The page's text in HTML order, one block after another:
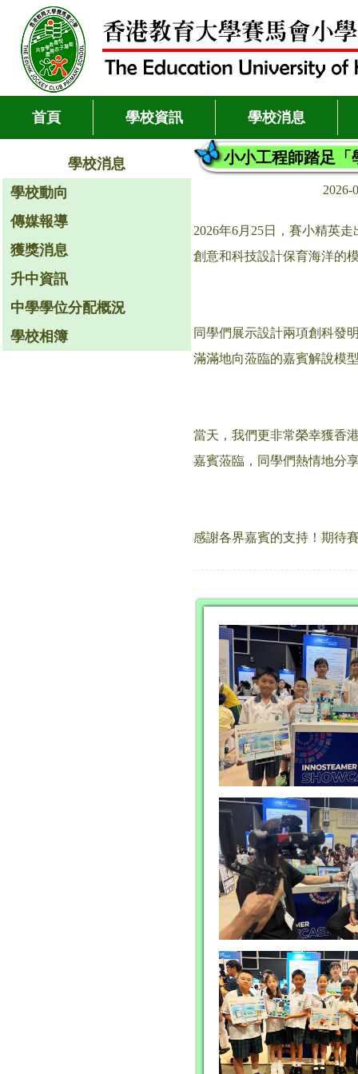
首頁 學校資訊 學校消息
學校消息
學校動向
傳媒報導
獲獎消息
升中資訊
中學學位分配概況
學校相簿
小小工程師踏足「
2026-
2026年6月25日，賽小精英
創意和科技設計保育海洋的
同學們展示設計兩項創科發
滿滿地向蒞臨的嘉賓解說模
當天，我們更非常榮幸獲香
嘉賓蒞臨，同學們熱情地分
感謝各界嘉賓的支持！期待